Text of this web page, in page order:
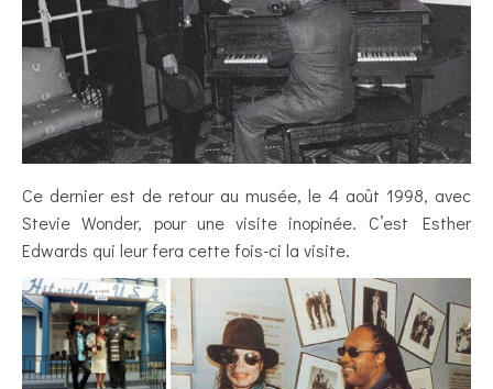
Ce dernier est de retour au musée, le 4 août 1998, avec
Stevie Wonder, pour une visite inopinée. C’est Esther
Edwards qui leur fera cette fois-ci la visite.